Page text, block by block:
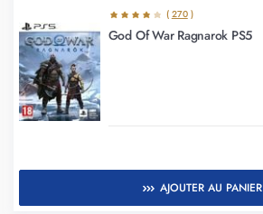
( 270 )
God Of War Ragnarok PS5
AJOUTER AU PANIER